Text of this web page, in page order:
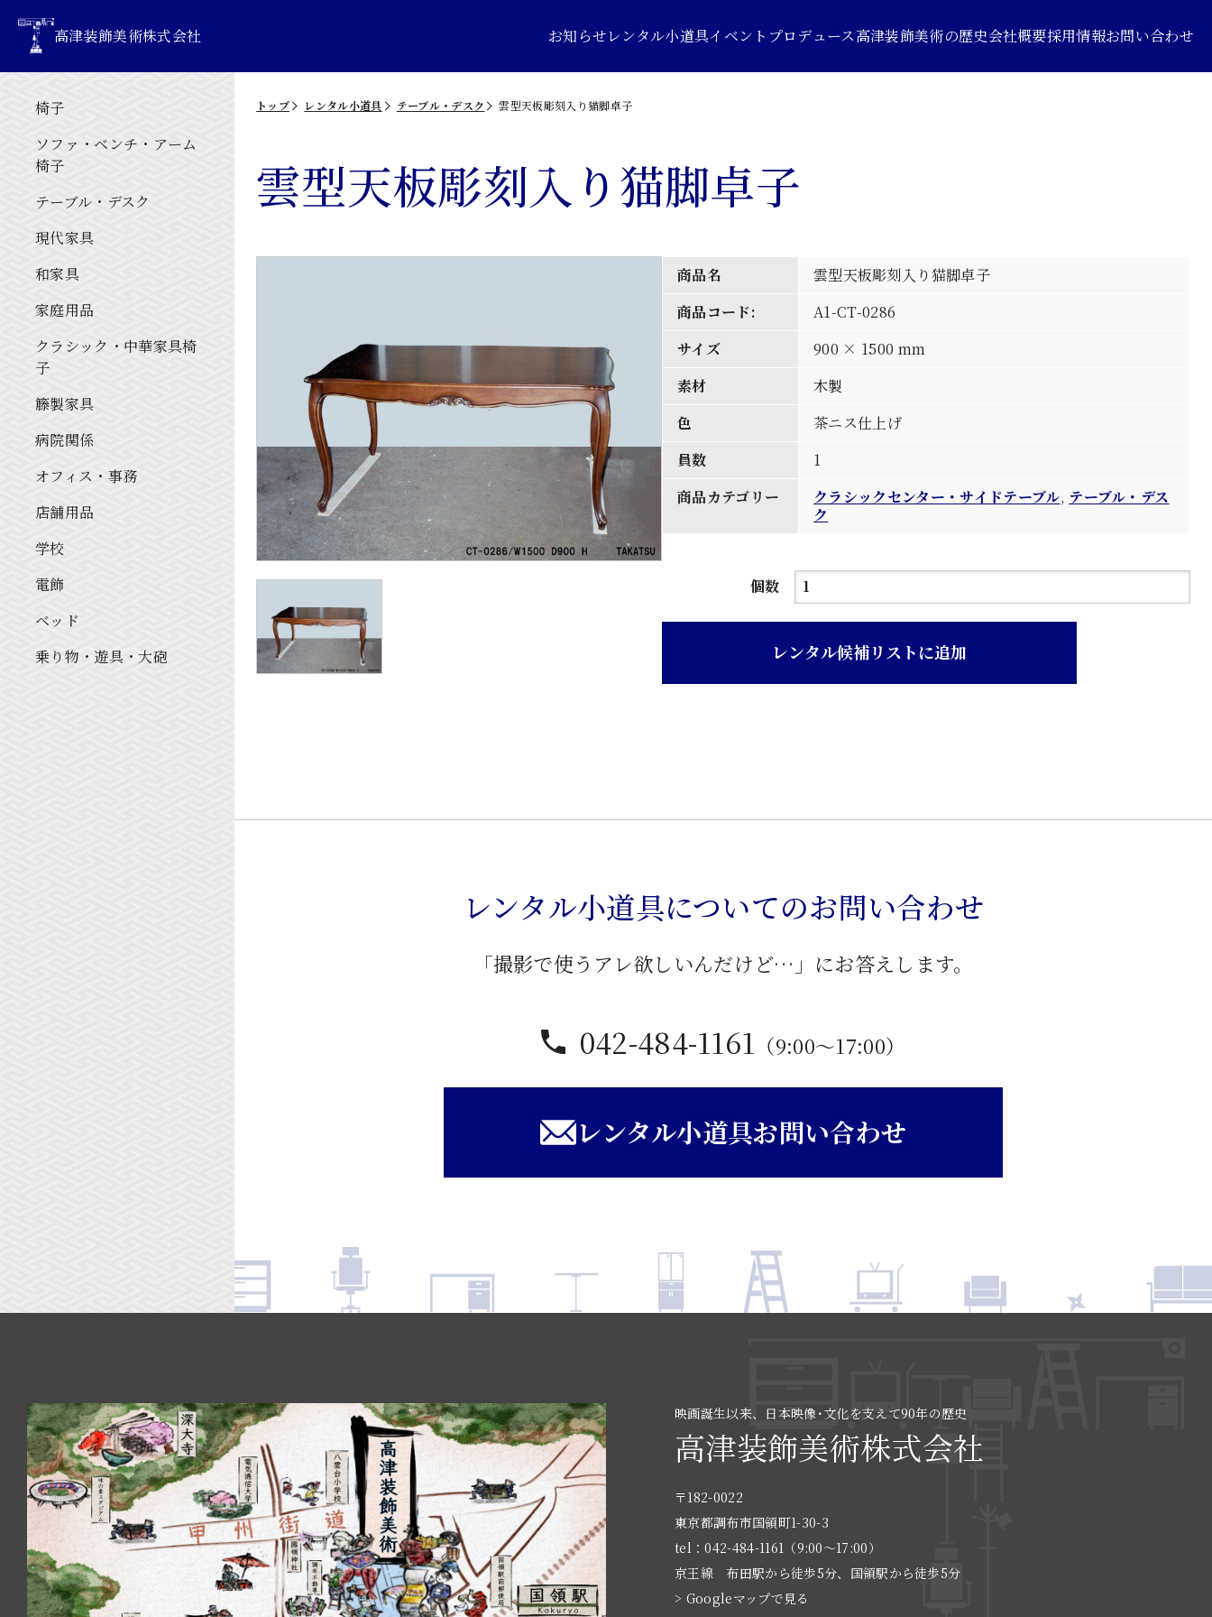
高津装飾美術株式会社 お知らせレンタル小道具イベントプロデュース高津装飾美術の歴史会社概要採用情報お問い合わせ
椅子
ソファ・ベンチ・アーム
椅子
テーブル・デスク
現代家具
和家具
家庭用品
クラシック・中華家具椅
子
籐製家具
病院関係
オフィス・事務
店舗用品
学校
電飾
ベッド
乗り物・遊具・大砲
トップ レンタル小道具 テーブル・デスク 雲型天板彫刻入り猫脚卓子
雲型天板彫刻入り猫脚卓子
商品名
雲型天板彫刻入り猫脚卓子
商品コード:
A1-CT-0286
サイズ
900 × 1500 mm
素材
木製
色
茶ニス仕上げ
員数
1
商品カテゴリー
クラシックセンター・サイドテーブル, テーブル・デス
ク
個数
雲
猫
子
レンタル候補リストに追加
レンタル小道具についてのお問い合わせ
「撮影で使うアレ欲しいんだけど…」にお答えします。
042-484-1161 （9:00〜17:00）
レンタル小道具お問い合わせ
映画誕生以来、日本映像･文化を支えて90年の歴史
高津装飾美術株式会社
〒182-0022
東京都調布市国領町1-30-3
tel：042-484-1161（9:00〜17:00）
京王線 布田駅から徒歩5分、国領駅から徒歩5分
> Googleマップで見る